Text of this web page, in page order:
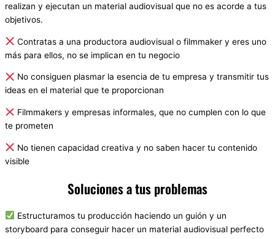
realizan y ejecutan un material audiovisual que no es acorde a tus
objetivos.
Contratas a una productora audiovisual o filmmaker y eres uno
más para ellos, no se implican en tu negocio
No consiguen plasmar la esencia de tu empresa y transmitir tus
ideas en el material que te proporcionan
Filmmakers y empresas informales, que no cumplen con lo que
te prometen
No tienen capacidad creativa y no saben hacer tu contenido
visible
Soluciones a tus problemas
Estructuramos tu producción haciendo un guión y un
storyboard para conseguir hacer un material audiovisual perfecto